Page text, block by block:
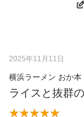
2025年11月11日
横浜ラーメン おか本
ライスと抜群